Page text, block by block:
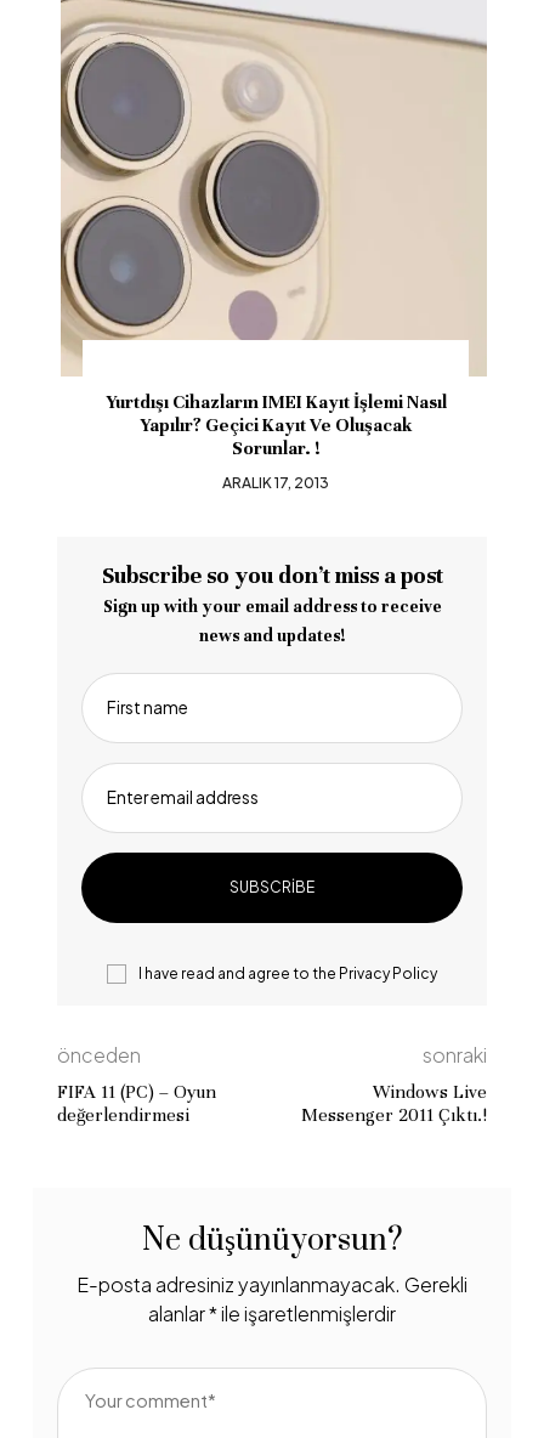
Yurtdışı Cihazların IMEI Kayıt İşlemi Nasıl
Yapılır? Geçici Kayıt Ve Oluşacak
Sorunlar. !
ARALIK 17, 2013
Subscribe so you don’t miss a post
Sign up with your email address to receive
news and updates!
First name
Enter email address
I have read and agree to the Privacy Policy
önceden
FIFA 11 (PC) – Oyun
değerlendirmesi
sonraki
Windows Live
Messenger 2011 Çıktı.!
Ne düşünüyorsun?
E-posta adresiniz yayınlanmayacak. Gerekli
alanlar*ile işaretlenmişlerdir